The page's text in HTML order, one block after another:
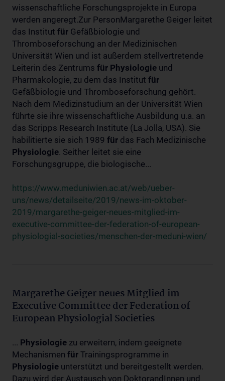
wissenschaftliche Forschungsprojekte in Europa
werden angeregt.Zur PersonMargarethe Geiger leitet
das Institut für Gefäßbiologie und
Thromboseforschung an der Medizinischen
Universität Wien und ist außerdem stellvertretende
Leiterin des Zentrums für Physiologie und
Pharmakologie, zu dem das Institut für
Gefäßbiologie und Thromboseforschung gehört.
Nach dem Medizinstudium an der Universität Wien
führte sie ihre wissenschaftliche Ausbildung u.a. an
das Scripps Research Institute (La Jolla, USA). Sie
habilitierte sie sich 1989 für das Fach Medizinische
Physiologie. Seither leitet sie eine
Forschungsgruppe, die biologische...
https://www.meduniwien.ac.at/web/ueber-
uns/news/detailseite/2019/news-im-oktober-
2019/margarethe-geiger-neues-mitglied-im-
executive-committee-der-federation-of-european-
physiologial-societies/menschen-der-meduni-wien/
Margarethe Geiger neues Mitglied im
Executive Committee der Federation of
European Physiologial Societies
... Physiologie zu erweitern, indem geeignete
Mechanismen für Trainingsprogramme in
Physiologie unterstützt und bereitgestellt werden.
Dazu wird der Austausch von DoktorandInnen und